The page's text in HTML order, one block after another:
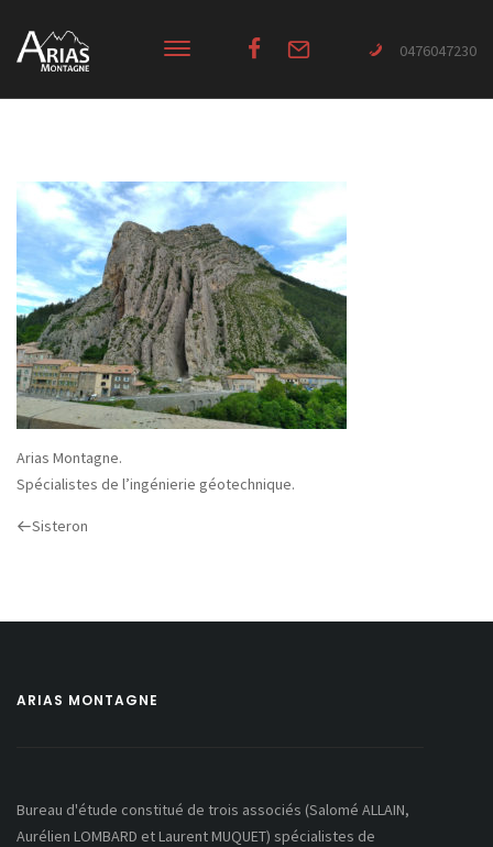
0476047230
Arias Montagne.
Spécialistes de l’ingénierie géotechnique.
Previous
Sisteron
ARIAS MONTAGNE
Bureau d'étude constitué de trois associés (Salomé ALLAIN,
Aurélien LOMBARD et Laurent MUQUET) spécialistes de